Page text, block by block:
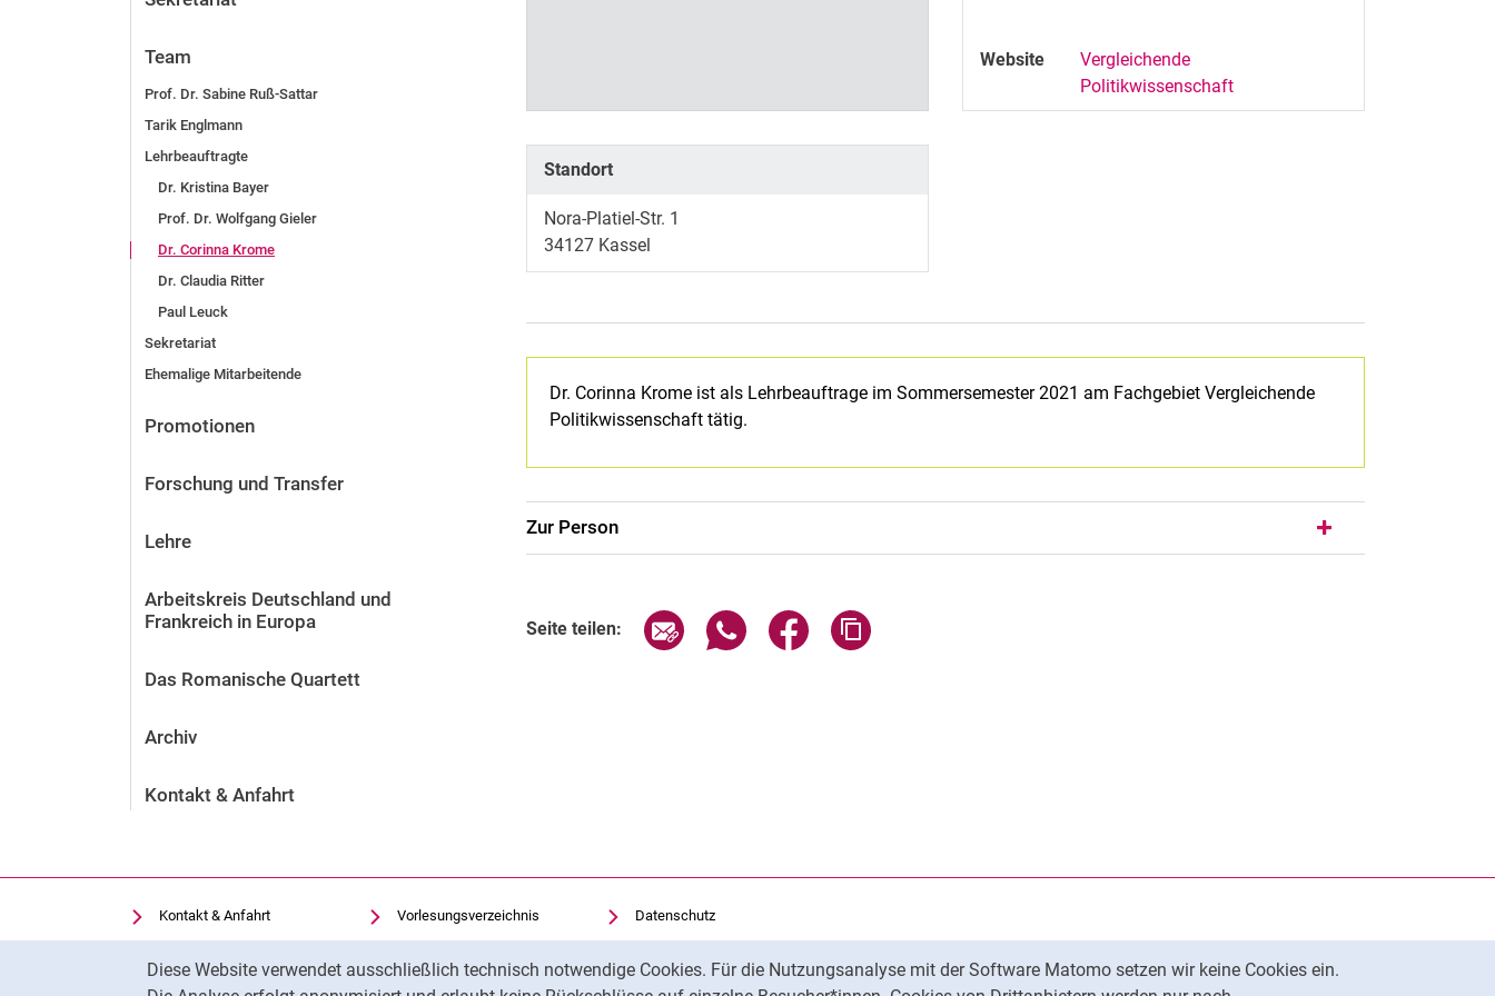
Diese Website verwendet ausschließlich technisch notwendige Cookies. Für die Nutzungsanalyse mit der Software Matomo setzen wir keine Cookies ein.
Team
Prof. Dr. Sabine Ruß-Sattar
Tarik Englmann
Lehrbeauftragte
Dr. Kristina Bayer
Prof. Dr. Wolfgang Gieler
Dr. Corinna Krome
Dr. Claudia Ritter
Paul Leuck
Sekretariat
Ehemalige Mitarbeitende
Promotionen
Forschung und Transfer
Lehre
Arbeitskreis Deutschland und
Frankreich in Europa
Das Romanische Quartett
Archiv
Kontakt & Anfahrt
Website
Vergleichende
Politikwissenschaft
Standort
Nora-Platiel-Str. 1
34127 Kassel
Dr. Corinna Krome ist als Lehrbeauftrage im Sommersemester 2021 am Fachgebiet Vergleichende
Politikwissenschaft tätig.
Zur Person
Seite teilen: Seite über E-Mail teilen
Seite über WhatsApp teilen (externer Link, öffnet neues Fenster)
Seite über Facebook teilen (externer Link, öffnet neues Fenster)
Kontakt & Anfahrt
Einrichtungen suchen
Stellenangebote
Vorlesungsverzeichnis
Uni-Bibliothek
Moodle
Datenschutz
Barrierefreiheit
Transparenter KI-Einsatz